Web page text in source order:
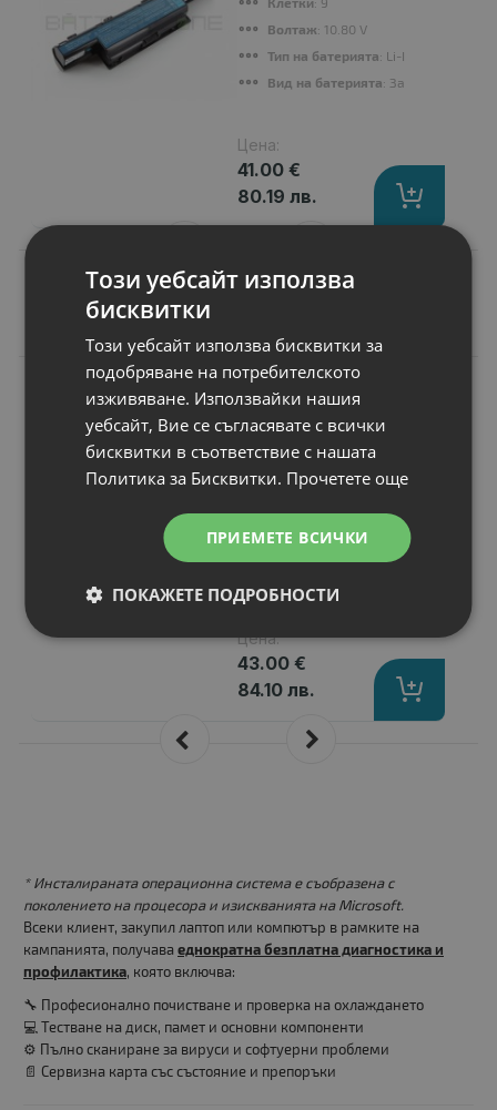
Волтаж: 10.80 V
Тип на батерията: Li-Ion
Вид на батерията: Заместител
Цена:
41.00 €
80.19 лв.
Подобни продукти
N
Чанта за лаптоп
HP Renew Business
17.3" Laptop
Backpack
За продукти с размери
: Лаптопи
Материал : Polyester
Цвят: Black
Цена:
43.00 €
84.10 лв.
* Инсталираната операционна система е съобразена с
поколението на процесора и изискванията на Microsoft.
Всеки клиент, закупил лаптоп или компютър в рамките на
кампанията, получава еднократна безплатна диагностика и
профилактика, която включва:
🔧 Професионално почистване и проверка на охлаждането
💻 Тестване на диск, памет и основни компоненти
⚙️ Пълно сканиране за вируси и софтуерни проблеми
📄 Сервизна карта със състояние и препоръки
Този уебсайт използва
бисквитки
Този уебсайт използва бисквитки за
подобряване на потребителското
изживяване. Използвайки нашия
уебсайт, Вие се съгласявате с всички
бисквитки в съответствие с нашата
Политика за Бисквитки. Прочетете още
ПРИЕМЕТЕ ВСИЧКИ
ПОКАЖЕТЕ ПОДРОБНОСТИ